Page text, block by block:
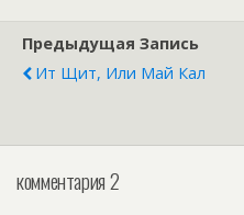
Предыдущая Запись
Ит Щит, Или Май Кал
комментария 2